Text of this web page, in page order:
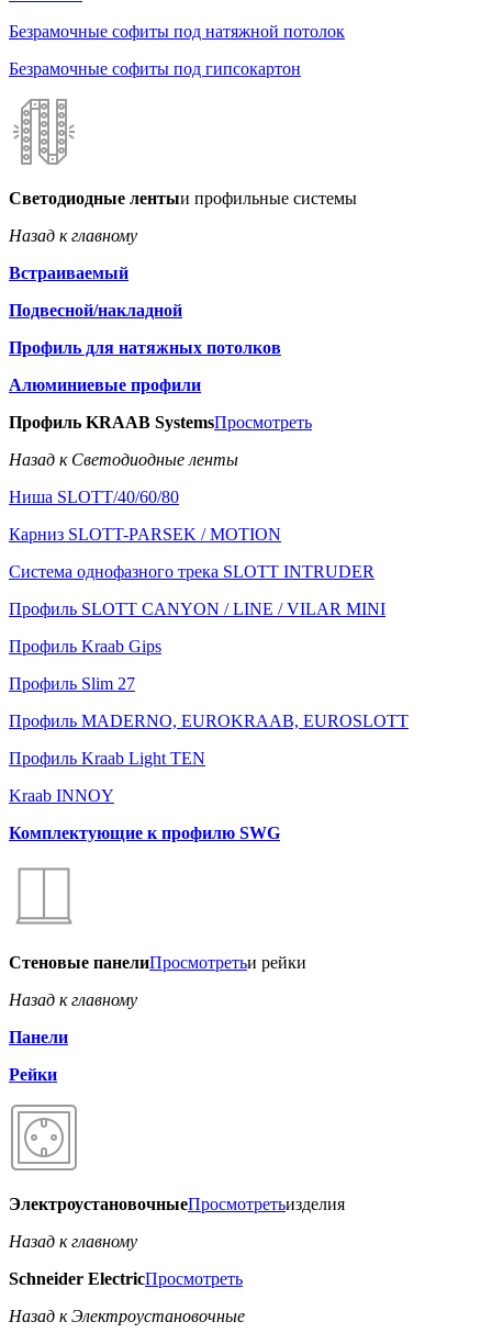
Безрамочные софиты под натяжной потолок
Безрамочные софиты под гипсокартон
Светодиодные лентыи профильные системы
Назад к главному
Встраиваемый
Подвесной/накладной
Профиль для натяжных потолков
Алюминиевые профили
Профиль KRAAB SystemsПросмотреть
Назад к Светодиодные ленты
Ниша SLOTT/40/60/80
Карниз SLOTT-PARSEK / MOTION
Система однофазного трека SLOTT INTRUDER
Профиль SLOTT CANYON / LINE / VILAR MINI
Профиль Kraab Gips
Профиль Slim 27
Профиль MADERNO, EUROKRAAB, EUROSLOTT
Профиль Kraab Light TEN
Kraab INNOY
Комплектующие к профилю SWG
Стеновые панелиПросмотретьи рейки
Назад к главному
Панели
Рейки
ЭлектроустановочныеПросмотретьизделия
Назад к главному
Schneider ElectricПросмотреть
Назад к Электроустановочные